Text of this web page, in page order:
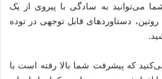
می‌توانید به سادگی با پیروی از یک
دستاوردهای قابل توجهی در توده
که پیشرفت شما بالا رفته است یا